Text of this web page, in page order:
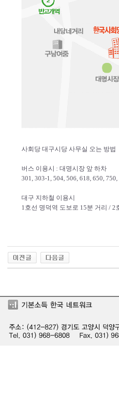
사회당 대구시당 사무실 오는 방법
버스 이용시 : 대명시장 앞 하차
301, 303-1, 504, 506, 618, 650,
대구 지하철 이용시
1호선 명덕역 도보로 15분 거리 / 2